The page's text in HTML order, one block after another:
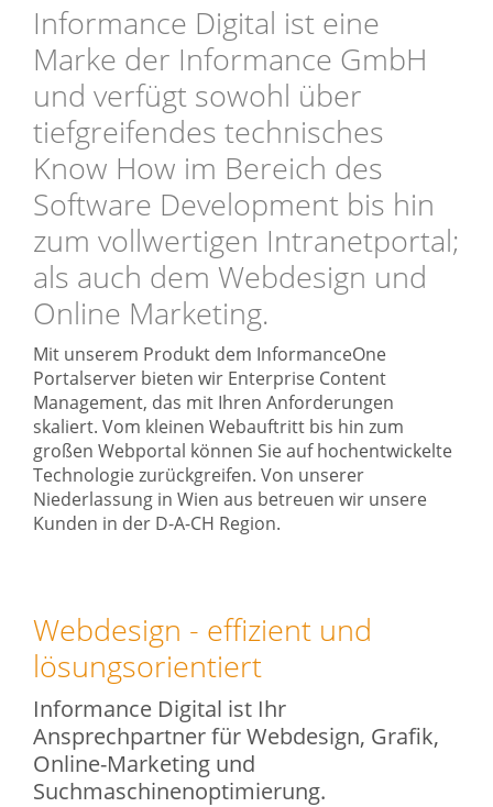
Informance Digital ist eine
Marke der Informance GmbH
und verfügt sowohl über
tiefgreifendes technisches
Know How im Bereich des
Software Development bis hin
zum vollwertigen Intranetportal;
als auch dem Webdesign und
Online Marketing.
Mit unserem Produkt dem InformanceOne
Portalserver bieten wir Enterprise Content
Management, das mit Ihren Anforderungen
skaliert. Vom kleinen Webauftritt bis hin zum
großen Webportal können Sie auf hochentwickelte
Technologie zurückgreifen. Von unserer
Niederlassung in Wien aus betreuen wir unsere
Kunden in der D-A-CH Region.
Webdesign - effizient und
lösungsorientiert
Informance Digital ist Ihr
Ansprechpartner für Webdesign, Grafik,
Online-Marketing und
Suchmaschinenoptimierung.